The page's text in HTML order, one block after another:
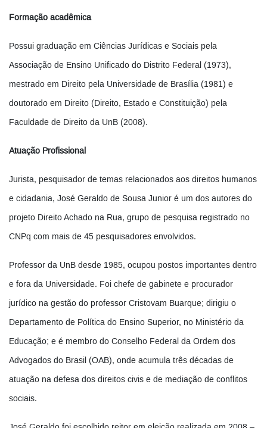
Formação acadêmica
Possui graduação em Ciências Jurídicas e Sociais pela
Associação de Ensino Unificado do Distrito Federal (1973),
mestrado em Direito pela Universidade de Brasília (1981) e
doutorado em Direito (Direito, Estado e Constituição) pela
Faculdade de Direito da UnB (2008).
Atuação Profissional
Jurista, pesquisador de temas relacionados aos direitos humanos
e cidadania, José Geraldo de Sousa Junior é um dos autores do
projeto Direito Achado na Rua, grupo de pesquisa registrado no
CNPq com mais de 45 pesquisadores envolvidos.
Professor da UnB desde 1985, ocupou postos importantes dentro
e fora da Universidade. Foi chefe de gabinete e procurador
jurídico na gestão do professor Cristovam Buarque; dirigiu o
Departamento de Política do Ensino Superior, no Ministério da
Educação; e é membro do Conselho Federal da Ordem dos
Advogados do Brasil (OAB), onde acumula três décadas de
atuação na defesa dos direitos civis e de mediação de conflitos
sociais.